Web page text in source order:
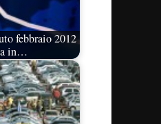
febbraio 2012
in…